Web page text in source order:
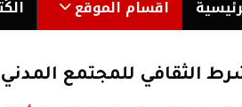
اقسام الموقع
الثقافي للمجتمع المدني